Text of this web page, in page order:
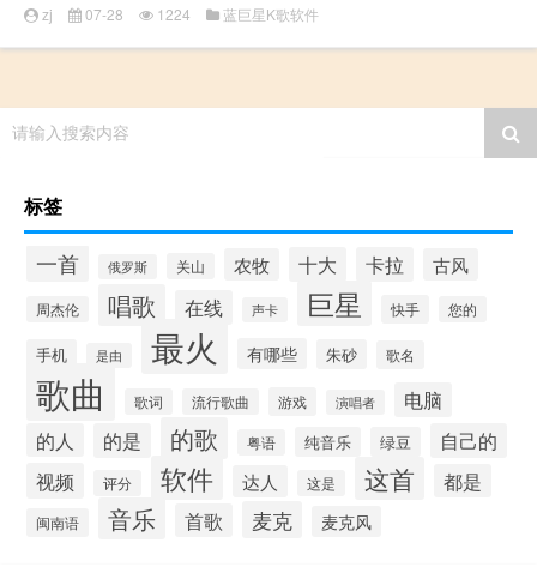
zj 07-28 1224 蓝巨星K歌软件
请输入搜索内容
标签
一首 俄罗斯 关山 农牧 十大 卡拉 古风
周杰伦 唱歌 在线 声卡 巨星 快手 您的
手机 是由 最火 有哪些 朱砂 歌名
歌曲 歌词 流行歌曲 游戏 演唱者 电脑
的人 的是 的歌 粤语 纯音乐 绿豆 自己的
视频 评分 软件 达人 这是 这首 都是
闽南语 音乐 首歌 麦克 麦克风